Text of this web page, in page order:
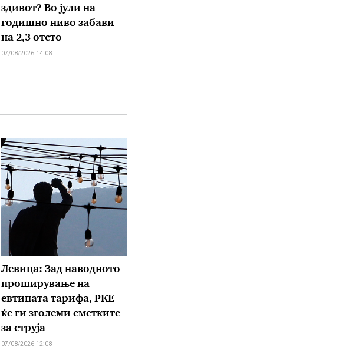
здивот? Во јули на
годишно ниво забави
на 2,3 отсто
07/08/2026 14:08
Левица: Зад наводното
проширување на
евтината тарифа, РКЕ
ќе ги зголеми сметките
за струја
07/08/2026 12:08